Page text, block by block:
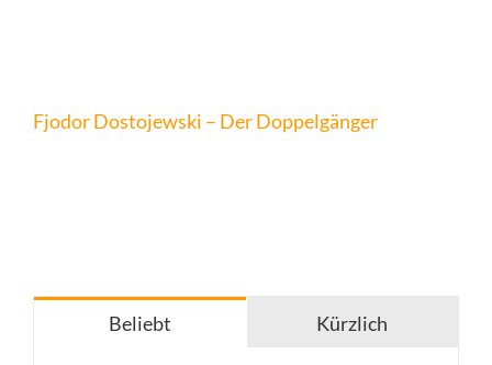
Fjodor Dostojewski – Der Doppelgänger
Beliebt Kürzlich